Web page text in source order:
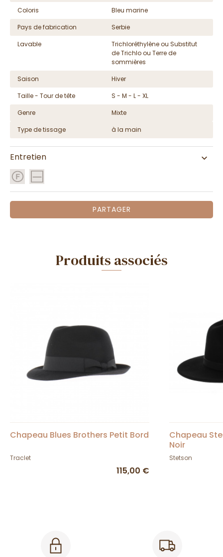
Coloris
Bleu marine
Pays de fabrication
Serbie
Lavable
Trichloréthylène ou Substitut
de Trichlo ou Terre de
sommières
Saison
Hiver
Taille - Tour de tête
S - M - L - XL
Genre
Mixte
Type de tissage
à la main
Entretien
PARTAGER
Produits associés
Chapeau Blues Brothers Petit Bord
Traclet
115,00 €
Chapeau
Noir
Stetson